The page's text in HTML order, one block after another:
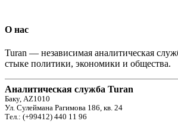
О нас
Turan — независимая аналитическая
стыке политики, экономики и общества.
Аналитическая служба Turan
Баку, AZ1010
Ул. Сулеймана Рагимова 186, кв. 24
Тел.: (+99412) 440 11 96